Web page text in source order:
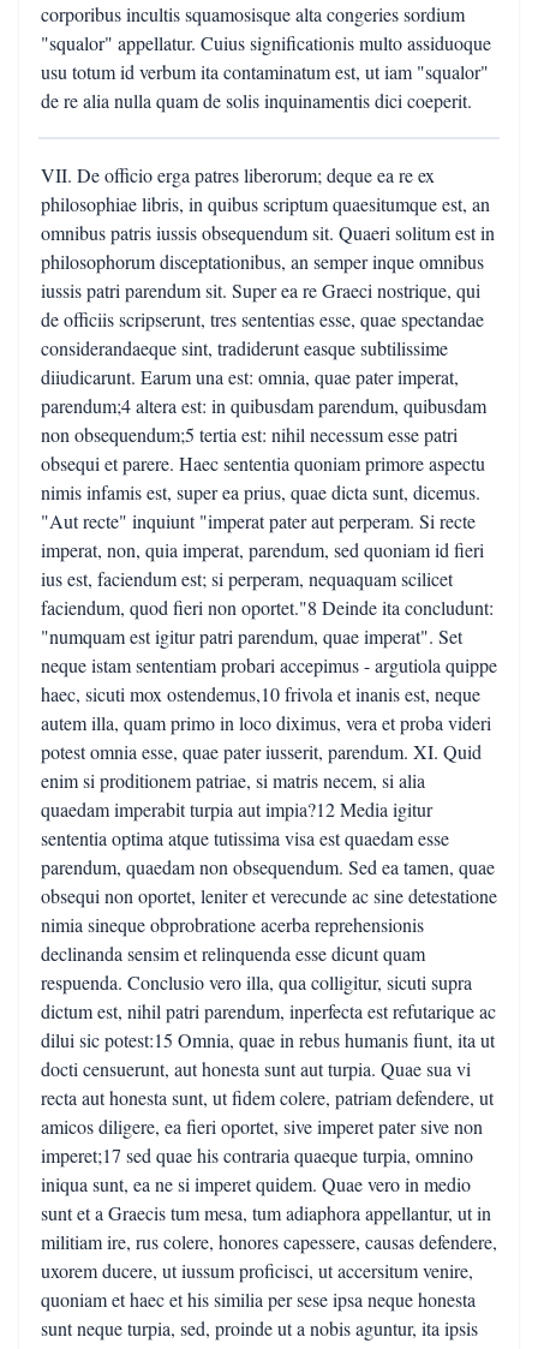
corporibus incultis squamosisque alta congeries sordium
"squalor" appellatur. Cuius significationis multo assiduoque
usu totum id verbum ita contaminatum est, ut iam "squalor"
de re alia nulla quam de solis inquinamentis dici coeperit.
VII. De officio erga patres liberorum; deque ea re ex
philosophiae libris, in quibus scriptum quaesitumque est, an
omnibus patris iussis obsequendum sit. Quaeri solitum est in
philosophorum disceptationibus, an semper inque omnibus
iussis patri parendum sit. Super ea re Graeci nostrique, qui
de officiis scripserunt, tres sententias esse, quae spectandae
considerandaeque sint, tradiderunt easque subtilissime
diiudicarunt. Earum una est: omnia, quae pater imperat,
parendum;4 altera est: in quibusdam parendum, quibusdam
non obsequendum;5 tertia est: nihil necessum esse patri
obsequi et parere. Haec sententia quoniam primore aspectu
nimis infamis est, super ea prius, quae dicta sunt, dicemus.
"Aut recte" inquiunt "imperat pater aut perperam. Si recte
imperat, non, quia imperat, parendum, sed quoniam id fieri
ius est, faciendum est; si perperam, nequaquam scilicet
faciendum, quod fieri non oportet."8 Deinde ita concludunt:
"numquam est igitur patri parendum, quae imperat". Set
neque istam sententiam probari accepimus - argutiola quippe
haec, sicuti mox ostendemus,10 frivola et inanis est, neque
autem illa, quam primo in loco diximus, vera et proba videri
potest omnia esse, quae pater iusserit, parendum. XI. Quid
enim si proditionem patriae, si matris necem, si alia
quaedam imperabit turpia aut impia?12 Media igitur
sententia optima atque tutissima visa est quaedam esse
parendum, quaedam non obsequendum. Sed ea tamen, quae
obsequi non oportet, leniter et verecunde ac sine detestatione
nimia sineque obprobratione acerba reprehensionis
declinanda sensim et relinquenda esse dicunt quam
respuenda. Conclusio vero illa, qua colligitur, sicuti supra
dictum est, nihil patri parendum, inperfecta est refutarique ac
dilui sic potest:15 Omnia, quae in rebus humanis fiunt, ita ut
docti censuerunt, aut honesta sunt aut turpia. Quae sua vi
recta aut honesta sunt, ut fidem colere, patriam defendere, ut
amicos diligere, ea fieri oportet, sive imperet pater sive non
imperet;17 sed quae his contraria quaeque turpia, omnino
iniqua sunt, ea ne si imperet quidem. Quae vero in medio
sunt et a Graecis tum mesa, tum adiaphora appellantur, ut in
militiam ire, rus colere, honores capessere, causas defendere,
uxorem ducere, ut iussum proficisci, ut accersitum venire,
quoniam et haec et his similia per sese ipsa neque honesta
sunt neque turpia, sed, proinde ut a nobis aguntur, ita ipsis